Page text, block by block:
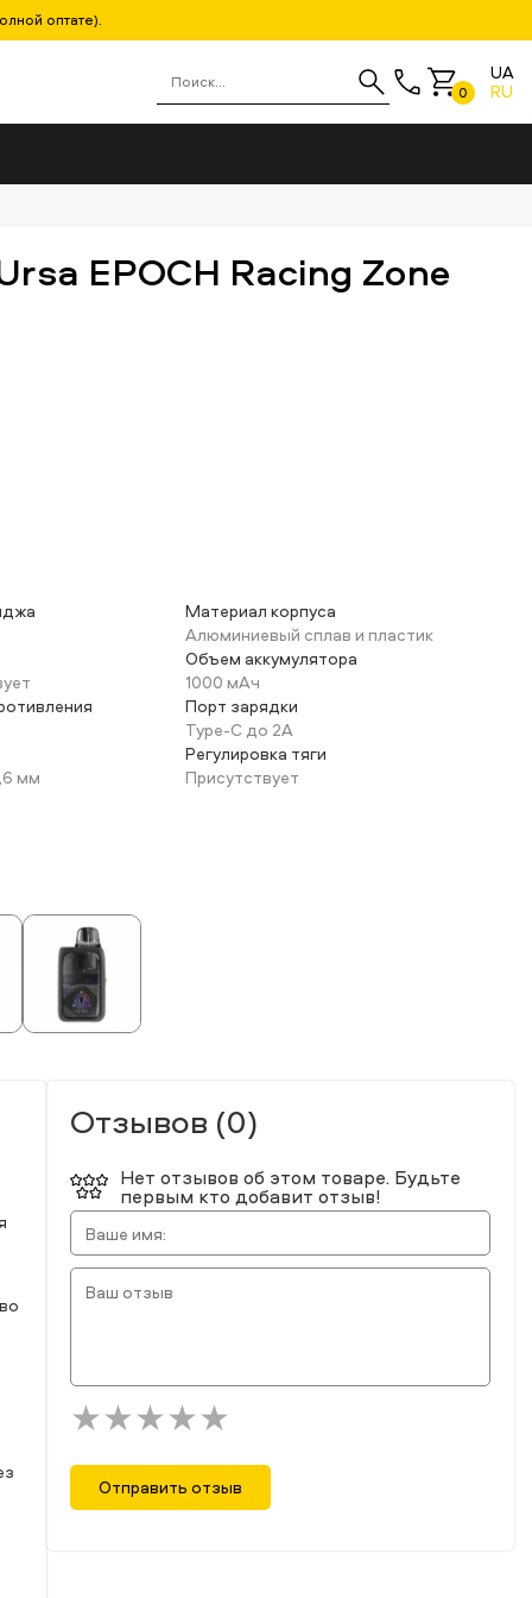
оптате).
0
UA
RU
EPOCH Racing Zone
Материал корпуса
Алюминиевый сплав и пластик
Объем аккумулятора
1000 мАч
Порт зарядки
Type-C до 2А
мм
Регулировка тяги
Присутствует
Отзывов (0)
Нет отзывов об этом товаре. Будьте
первым кто добавит отзыв!
Отправить отзыв